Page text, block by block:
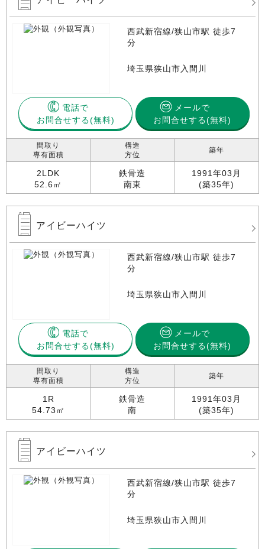
西武新宿線/狭山市駅 徒歩7
分
埼玉県狭山市入間川
電話で
お問合せする
メールで
お問合せする(無料)
間取り
専有面積
2LDK
52.6㎡
構造
方位
鉄骨造
南東
築年
1991年03月
(築35年)
アイビーハイツ
西武新宿線/狭山市駅 徒歩7
分
埼玉県狭山市入間川
電話で
お問合せする
メールで
お問合せする(無料)
間取り
専有面積
1R
54.73㎡
構造
方位
鉄骨造
南
築年
1991年03月
(築35年)
アイビーハイツ
西武新宿線/狭山市駅 徒歩7
分
埼玉県狭山市入間川